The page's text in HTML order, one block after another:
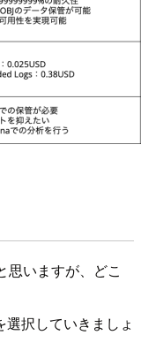
思いますが、どこ
択していきましょ